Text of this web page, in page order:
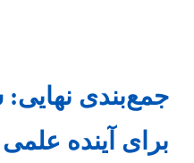
جمع‌بندی
برای آینده علمی